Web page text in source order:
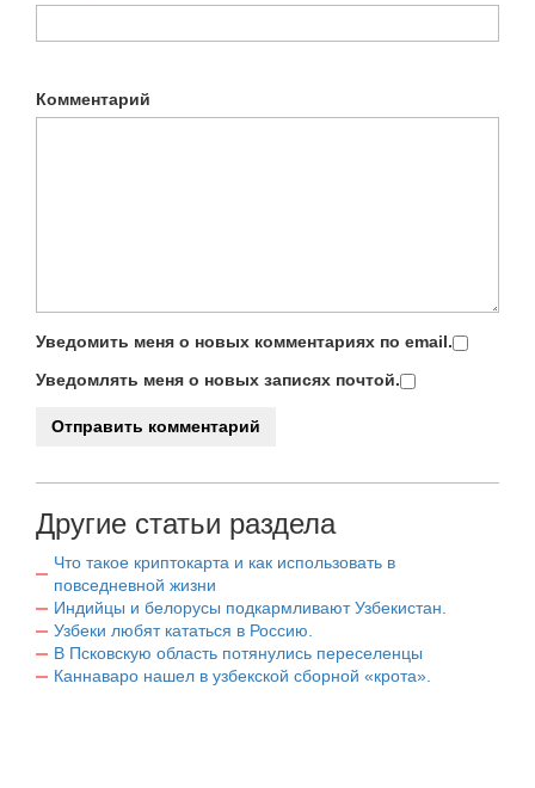
Комментарий
Уведомить меня о новых комментариях по email.
Уведомлять меня о новых записях почтой.
Другие статьи раздела
Что такое криптокарта и как использовать в
повседневной жизни
Индийцы и белорусы подкармливают Узбекистан.
Узбеки любят кататься в Россию.
В Псковскую область потянулись переселенцы
Каннаваро нашел в узбекской сборной «крота».